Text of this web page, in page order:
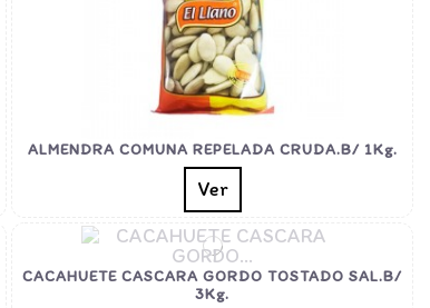
ALMENDRA COMUNA REPELADA CRUDA.B/ 1Kg.
Ver
CACAHUETE CASCARA GORDO TOSTADO SAL.B/
3Kg.